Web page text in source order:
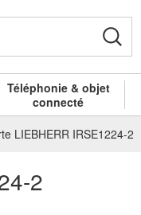
Téléphonie & objet
connecté
LIEBHERR IRSE1224-2
2